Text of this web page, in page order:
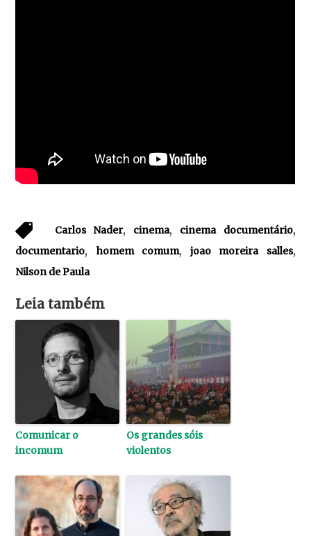
Carlos Nader, cinema, cinema documentário,
documentario,homem comum,joao moreira salles,
Nilson de Paula
Leia também
Comunicar o
incomum
Os grandes sóis
violentos